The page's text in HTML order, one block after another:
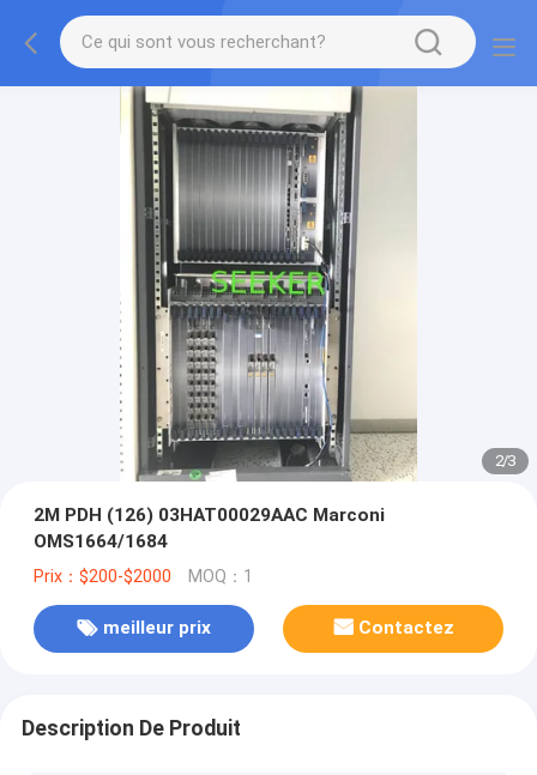
2/3
2M PDH (126) 03HAT00029AAC Marconi
OMS1664/1684
Prix：$200-$2000 MOQ：1
meilleur prix Contactez
Description De Produit